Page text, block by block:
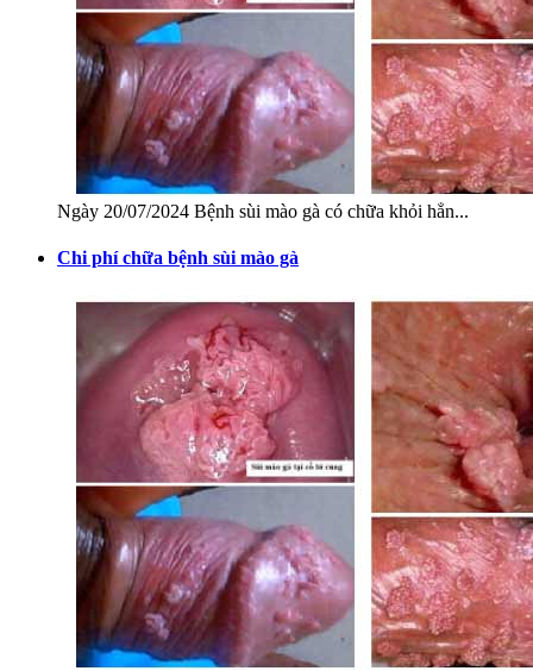
Ngày 20/07/2024 Bệnh sùi mào gà có chữa khỏi hẳn...
Chi phí chữa bệnh sùi mào gà